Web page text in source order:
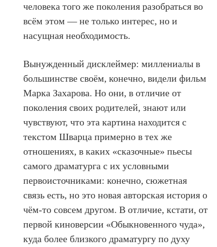
человека того же поколения разобраться во
всём этом — не только интерес, но и
насущная необходимость.
Вынужденный дисклеймер: миллениалы в
большинстве своём, конечно, видели фильм
Марка Захарова. Но они, в отличие от
поколения своих родителей, знают или
чувствуют, что эта картина находится с
текстом Шварца примерно в тех же
отношениях, в каких «сказочные» пьесы
самого драматурга с их условными
первоисточниками: конечно, сюжетная
связь есть, но это новая авторская история о
чём-то совсем другом. В отличие, кстати, от
первой киноверсии «Обыкновенного чуда»,
куда более близкого драматургу по духу